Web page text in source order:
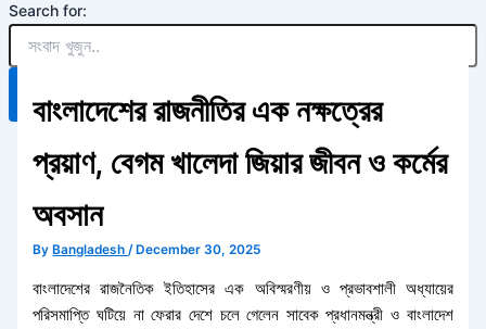
Search for:
Search Button
বাংলাদেশের রাজনীতির এক নক্ষত্রের
প্রয়াণ, বেগম খালেদা জিয়ার জীবন ও কর্মের
অবসান
By Bangladesh/ December 30, 2025
বাংলাদেশের রাজনৈতিক ইতিহাসের এক অবিস্মরণীয় ও প্রভাবশালী অধ্যায়ের
পরিসমাপ্তি ঘটিয়ে না ফেরার দেশে চলে গেলেন সাবেক প্রধানমন্ত্রী ও বাংলাদেশ